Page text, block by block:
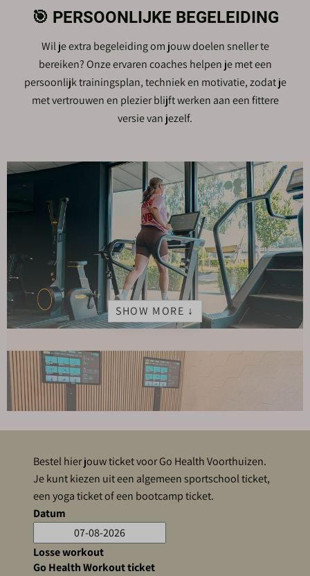
🎯 PERSOONLIJKE BEGELEIDING
Wil je extra begeleiding om jouw doelen sneller te
bereiken? Onze ervaren coaches helpen je met een
persoonlijk trainingsplan, techniek en motivatie, zodat je
met vertrouwen en plezier blijft werken aan een fittere
versie van jezelf.
SHOW MORE ↓
Bestel hier jouw ticket voor Go Health Voorthuizen.
Je kunt kiezen uit een algemeen sportschool ticket,
een yoga ticket of een bootcamp ticket.
Datum
Losse workout
Go Health Workout ticket